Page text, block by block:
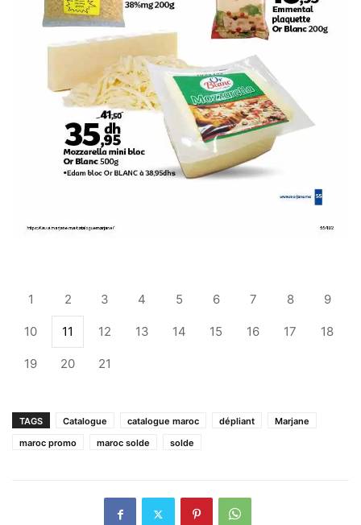
1 2 3 4 5 6 7 8 9
10 11 12 13 14 15 16 17 18
19 20 21
TAGS Catalogue catalogue maroc dépliant
Marjane
maroc promo
maroc solde solde